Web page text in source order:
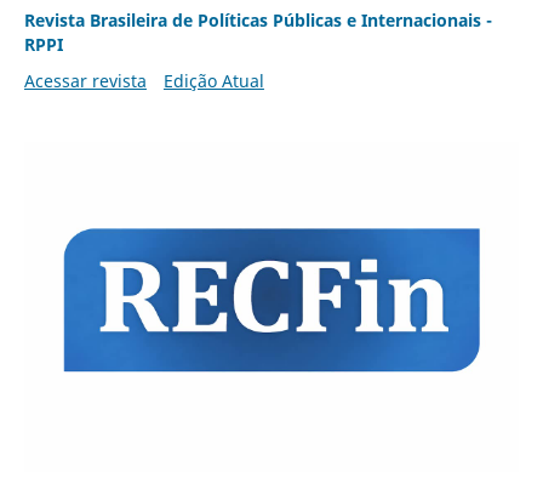
Revista Brasileira de Políticas Públicas e Internacionais -
RPPI
Acessar revista
Edição Atual